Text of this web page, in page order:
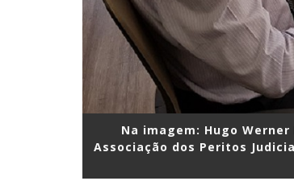
Na imagem: Hugo
Associação dos Peritos